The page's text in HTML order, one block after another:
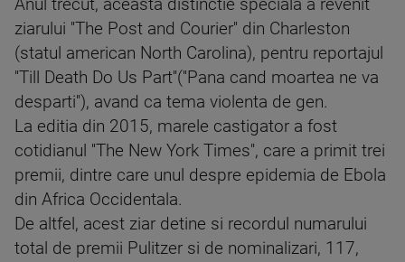
Anul trecut, aceasta distinctie speciala a revenit
ziarului ''The Post and Courier'' din Charleston
(statul american North Carolina), pentru reportajul
''Till Death Do Us Part''(''Pana cand moartea ne va
desparti''), avand ca tema violenta de gen.
La editia din 2015, marele castigator a fost
cotidianul ''The New York Times'', care a primit trei
premii, dintre care unul despre epidemia de Ebola
din Africa Occidentala.
De altfel, acest ziar detine si recordul numarului
total de premii Pulitzer si de nominalizari, 117,